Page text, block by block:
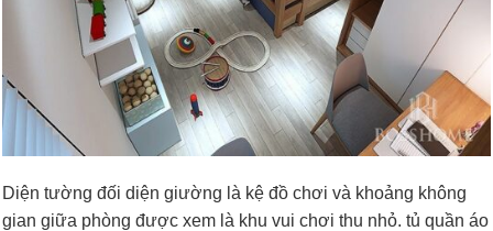
Diện tường đối diện giường là kệ đồ chơi và khoảng không
gian giữa phòng được xem là khu vui chơi thu nhỏ. tủ quần áo